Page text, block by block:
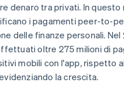
denaro tra privati. In questo
i pagamenti peer-to-
delle finanze personali. Nel
oltre 275 milioni di
mobili con l'app, rispetto
la crescita.